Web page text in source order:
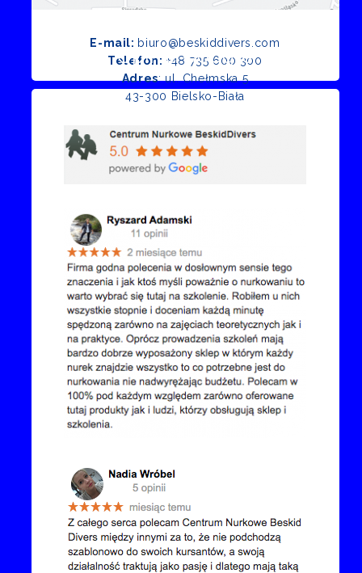
E-mail: biuro@beskiddivers.com
Telefon: +48 735 600 300
Adres: ul. Chełmska 5
43-300 Bielsko-Biała
Opinie Google